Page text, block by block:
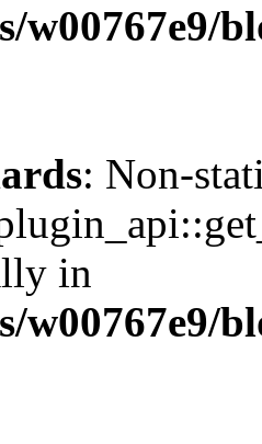
w00767e9/
: Non-
in
w00767e9/